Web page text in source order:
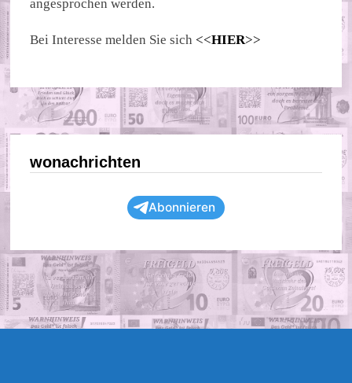
angesprochen werden.
Bei Interesse melden Sie sich <<HIER>>
wonachrichten
Abonnieren